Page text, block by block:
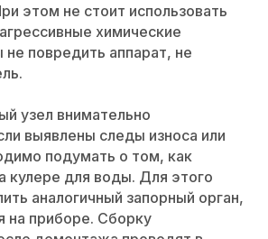
этом не стоит использовать
химические
повредить аппарат, не
узел внимательно
выявлены следы износа или
подумать о том, как
кулере для воды. Для этого
аналогичный запорный орган,
на приборе. Сборку